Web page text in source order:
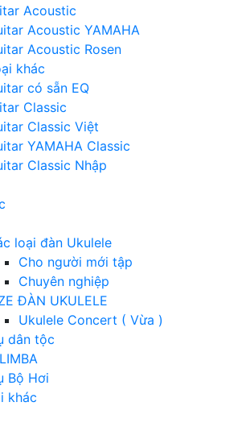
Acoustic
Acoustic YAMAHA
Acoustic Rosen
khác
có sẵn EQ
Classic
Classic Việt
YAMAHA Classic
Classic Nhập
loại đàn Ukulele
Cho người mới tập
Chuyên nghiệp
ĐÀN UKULELE
Ukulele Concert ( Vừa )
dân tộc
Bộ Hơi
khác